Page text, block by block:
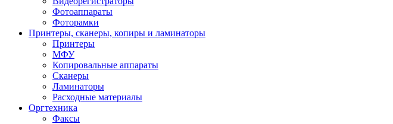
Фотоаппараты
Фоторамки
Принтеры, сканеры, копиры и ламинаторы
Принтеры
МФУ
Копировальные аппараты
Сканеры
Ламинаторы
Расходные материалы
Оргтехника
Факсы